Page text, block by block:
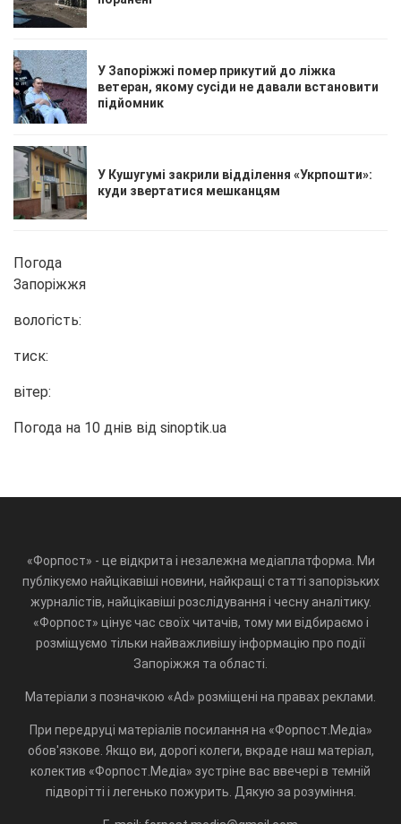
У Запоріжжі помер прикутий до ліжка
ветеран, якому сусіди не давали встановити
підйомник
У Кушугумі закрили відділення «Укрпошти»:
куди звертатися мешканцям
Погода
Запоріжжя
вологість:
тиск:
вітер:
Погода на 10 днів від sinoptik.ua
«Форпост» - це відкрита і незалежна медіаплатформа. Ми
публікуємо найцікавіші новини, найкращі статті запорізьких
журналістів, найцікавіші розслідування і чесну аналітику.
«Форпост» цінує час своїх читачів, тому ми відбираємо і
розміщуємо тільки найважливішу інформацію про події
Запоріжжя та області.
Матеріали з позначкою «Ad» розміщені на правах реклами.
При передруці матеріалів посилання на «Форпост.Медіа»
обов'язкове. Якщо ви, дорогі колеги, вкраде наш матеріал,
колектив «Форпост.Медіа» зустріне вас ввечері в темній
підворітті і легенько пожурить. Дякую за розуміння.